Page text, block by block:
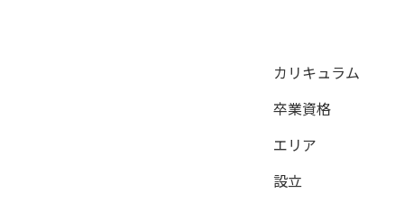
カリキュラム
卒業資格
エリア
設立